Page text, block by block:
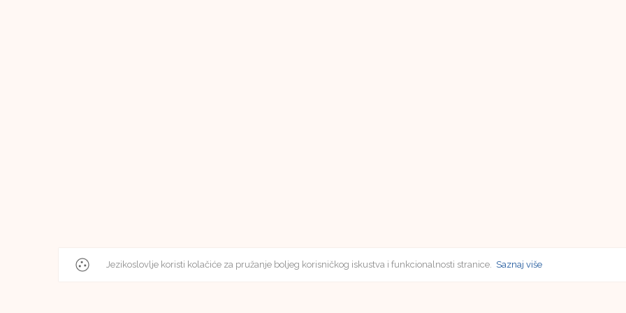
Jezikoslovlje koristi kolačiće za pružanje boljeg korisničkog iskustva i funkcionalnosti stranice. Saznaj više